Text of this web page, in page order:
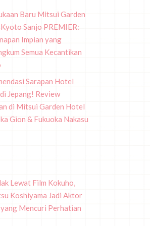
Baru Mitsui Garden
Sanjo PREMIER:
Impian yang
Semua Kecantikan
Sarapan Hotel
Jepang! Review
di Mitsui Garden Hotel
Gion & Fukuoka Nakasu
Lewat Film Kokuho,
Koshiyama Jadi Aktor
Mencuri Perhatian